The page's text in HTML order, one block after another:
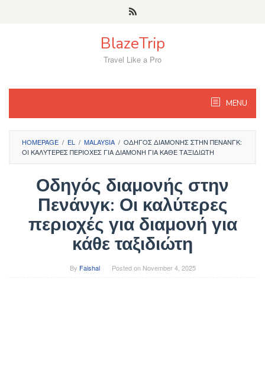
BlazeTrip
Travel Like a Pro
MENU
HOMEPAGE / EL / MALAYSIA / ΟΔΗΓΌΣ ΔΙΑΜΟΝΉΣ ΣΤΗΝ ΠΕΝΆΝΓΚ:
ΟΙ ΚΑΛΎΤΕΡΕΣ ΠΕΡΙΟΧΈΣ ΓΙΑ ΔΙΑΜΟΝΉ ΓΙΑ ΚΆΘΕ ΤΑΞΙΔΙΏΤΗ
Οδηγός διαμονής στην
Πενάνγκ: Οι καλύτερες
περιοχές για διαμονή για
κάθε ταξιδιώτη
By Faishal Posted on November 4, 2025